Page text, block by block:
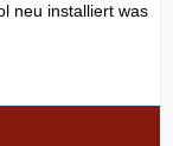
neu installiert was